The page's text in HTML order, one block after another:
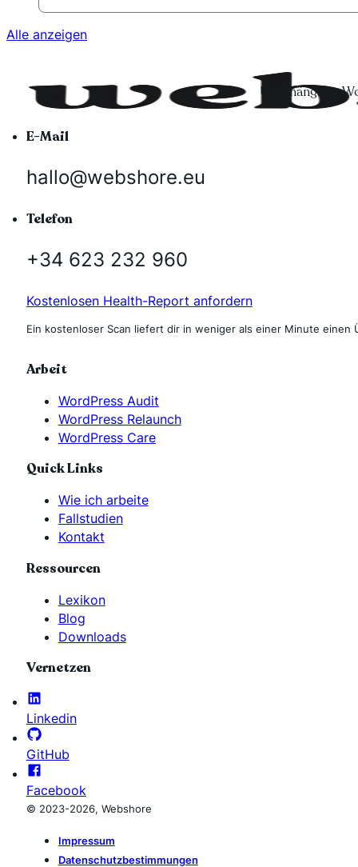
Alle anzeigen
Unabhängiger
E-Mail
hallo@webshore.eu
Telefon
+34 623 232 960
Kostenlosen Health-Report anfordern
Ein kostenloser Scan liefert dir in weniger als einer Minute einen
Arbeit
WordPress Audit
WordPress Relaunch
WordPress Care
Quick Links
Wie ich arbeite
Fallstudien
Kontakt
Ressourcen
Lexikon
Blog
Downloads
Vernetzen
Linkedin
GitHub
Facebook
© 2023-2026, Webshore
Impressum
Datenschutzbestimmungen